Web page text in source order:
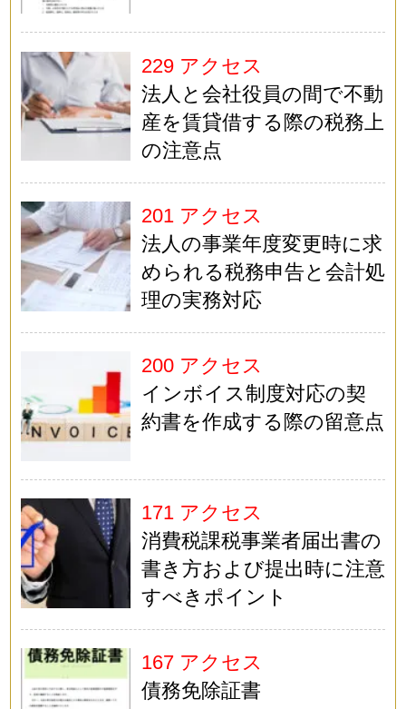
229 アクセス
法人と会社役員の間で不動
産を賃貸借する際の税務上
の注意点
201 アクセス
法人の事業年度変更時に求
められる税務申告と会計処
理の実務対応
200 アクセス
インボイス制度対応の契
約書を作成する際の留意点
171 アクセス
消費税課税事業者届出書の
書き方および提出時に注意
すべきポイント
167 アクセス
債務免除証書